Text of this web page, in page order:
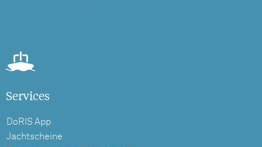
Services
DoRIS App
Jachtscheine